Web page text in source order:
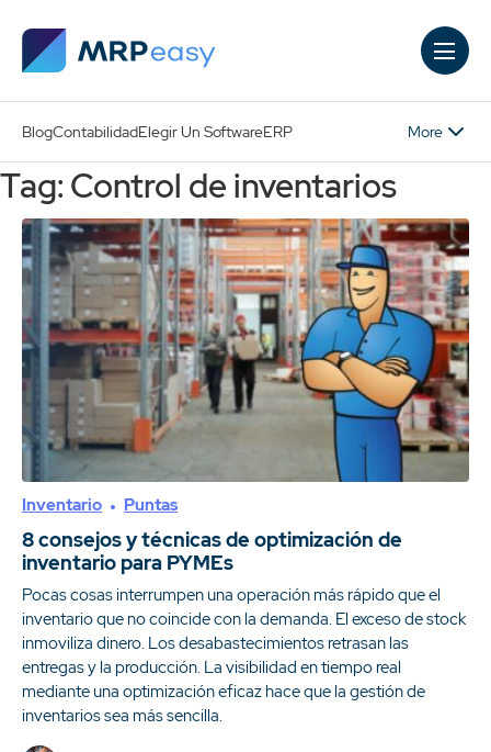
BlogContabilidadElegir Un SoftwareERP More
Tag: Control de inventarios
Inventario Puntas
8 consejos y técnicas de optimización de
inventario para PYMEs
Pocas cosas interrumpen una operación más rápido que el
inventario que no coincide con la demanda. El exceso de stock
inmoviliza dinero. Los desabastecimientos retrasan las
entregas y la producción. La visibilidad en tiempo real
mediante una optimización eficaz hace que la gestión de
inventarios sea más sencilla.